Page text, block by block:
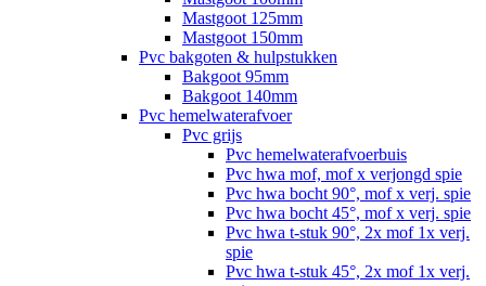
Mastgoot 125mm
Mastgoot 150mm
Pvc bakgoten & hulpstukken
Bakgoot 95mm
Bakgoot 140mm
Pvc hemelwaterafvoer
Pvc grijs
Pvc hemelwaterafvoerbuis
Pvc hwa mof, mof x verjongd spie
Pvc hwa bocht 90°, mof x verj. spie
Pvc hwa bocht 45°, mof x verj. spie
Pvc hwa t-stuk 90°, 2x mof 1x verj.
spie
Pvc hwa t-stuk 45°, 2x mof 1x verj.